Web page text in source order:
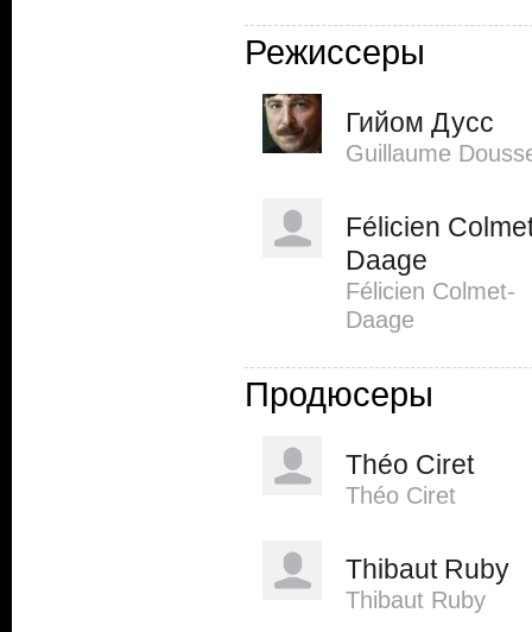
Режиссеры
Гийом Дусс
Guillaume
Félicien
Daage
Félicien Colmet-
Daage
Продюсеры
Théo Ciret
Théo Ciret
Thibaut Ruby
Thibaut Ruby